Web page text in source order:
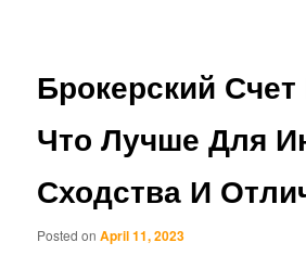
Брокерский
Что Лучше Для
Сходства И
Posted onApril 11, 2023